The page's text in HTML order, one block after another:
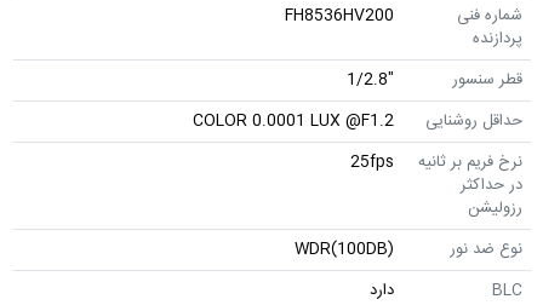
شماره فنی
پردازنده
FH8536HV200
قطر سنسور
"1/2.8
حداقل روشنایی
COLOR 0.0001 LUX @F1.2
نرخ فریم بر ثانیه
در حداکثر
رزولیشن
25fps
نوع ضد نور
WDR(100DB)
BLC
دارد